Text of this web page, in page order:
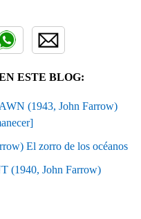
ESTE BLOG:
(1943, John Farrow)
El zorro de los océanos
(1940, John Farrow)